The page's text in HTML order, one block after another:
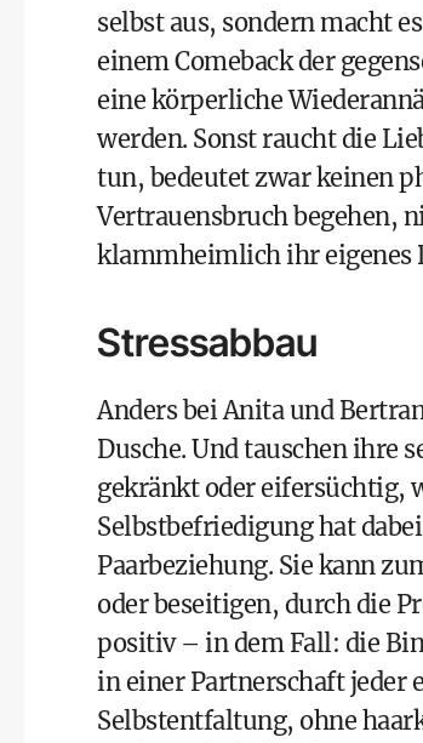
selbst aus, sondern macht
einem Comeback der
eine körperliche
werden. Sonst raucht die
tun, bedeutet zwar keinen
Vertrauensbruch begehen,
klammheimlich ihr eigenes
Stressabbau
Anders bei Anita und
Dusche. Und tauschen ihre
gekränkt oder eifersüchtig,
Selbstbefriedigung hat
Paarbeziehung. Sie kann
oder beseitigen, durch die
positiv – in dem Fall: die
in einer Partnerschaft jeder
Selbstentfaltung, ohne